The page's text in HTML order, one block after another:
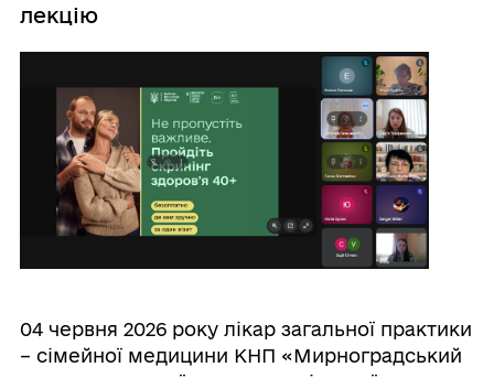
лекцію
04 червня 2026 року лікар загальної практики
– сімейної медицини КНП «Мирноградський